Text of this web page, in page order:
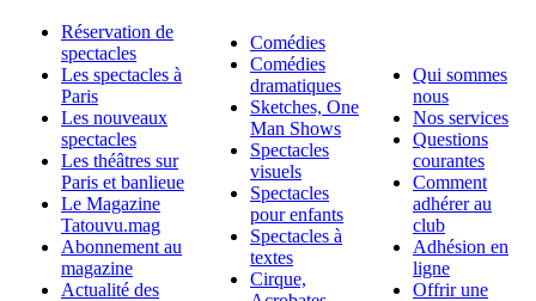
Réservation de
spectacles
Les spectacles à
Paris
Les nouveaux
spectacles
Les théâtres sur
Paris et banlieue
Le Magazine
Tatouvu.mag
Abonnement au
magazine
Actualité des
Comédies
Comédies
dramatiques
Sketches, One
Man Shows
Spectacles
visuels
Spectacles
pour enfants
Spectacles à
textes
Cirque,
Qui sommes
nous
Nos services
Questions
courantes
Comment
adhérer au
club
Adhésion en
ligne
Offrir une